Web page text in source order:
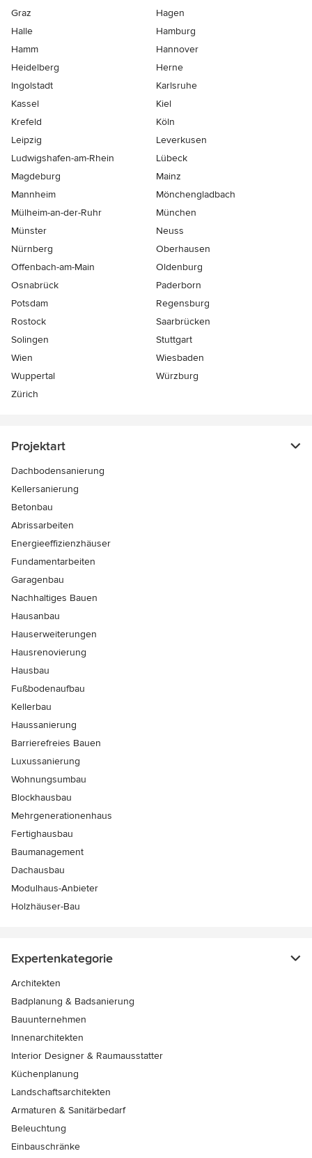
Graz
Hagen
Halle
Hamburg
Hamm
Hannover
Heidelberg
Herne
Ingolstadt
Karlsruhe
Kassel
Kiel
Krefeld
Köln
Leipzig
Leverkusen
Ludwigshafen-am-Rhein
Lübeck
Magdeburg
Mainz
Mannheim
Mönchen­gladbach
Mülheim-an-der-Ruhr
München
Münster
Neuss
Nürnberg
Oberhausen
Offenbach-am-Main
Oldenburg
Osnabrück
Paderborn
Potsdam
Regensburg
Rostock
Saarbrücken
Solingen
Stuttgart
Wien
Wiesbaden
Wuppertal
Würzburg
Zürich
Projektart
Dachbodensanierung
Kellersanierung
Betonbau
Abrissarbeiten
Energieeffizienzhäuser
Fundamentarbeiten
Garagenbau
Nachhaltiges Bauen
Hausanbau
Hauserweiterungen
Hausrenovierung
Hausbau
Fußbodenaufbau
Kellerbau
Haussanierung
Barrierefreies Bauen
Luxussanierung
Wohnungsumbau
Blockhausbau
Mehrgenerationenhaus
Fertighausbau
Baumanagement
Dachausbau
Modulhaus-Anbieter
Holzhäuser-Bau
Expertenkategorie
Architekten
Badplanung & Badsanierung
Bauunternehmen
Innenarchitekten
Interior Designer & Raumausstatter
Küchenplanung
Landschaftsarchitekten
Armaturen & Sanitärbedarf
Beleuchtung
Einbauschränke